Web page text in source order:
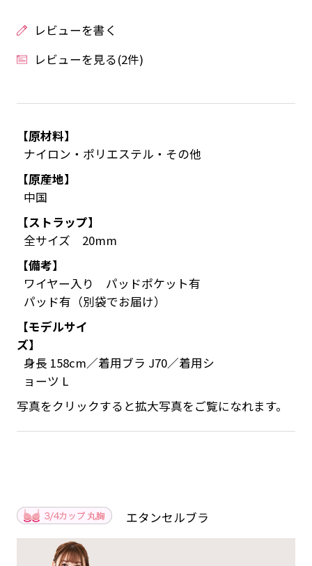
レビューを書く
レビューを見る(2件)
【原材料】
ナイロン・ポリエステル・その他
【原産地】
中国
【ストラップ】
全サイズ 20mm
【備考】
ワイヤー入り パッドポケット有
パッド有（別袋でお届け）
【モデルサイ
ズ】
身長 158cm／着用ブラ J70／着用シ
ョーツ L
写真をクリックすると拡大写真をご覧になれます。
エタンセルブラ